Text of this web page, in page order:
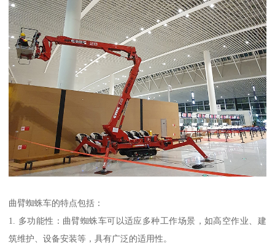
曲臂蜘蛛车的特点包括：
1. 多功能性：曲臂蜘蛛车可以适应多种工作场景，如高空作业、建
筑维护、设备安装等，具有广泛的适用性。